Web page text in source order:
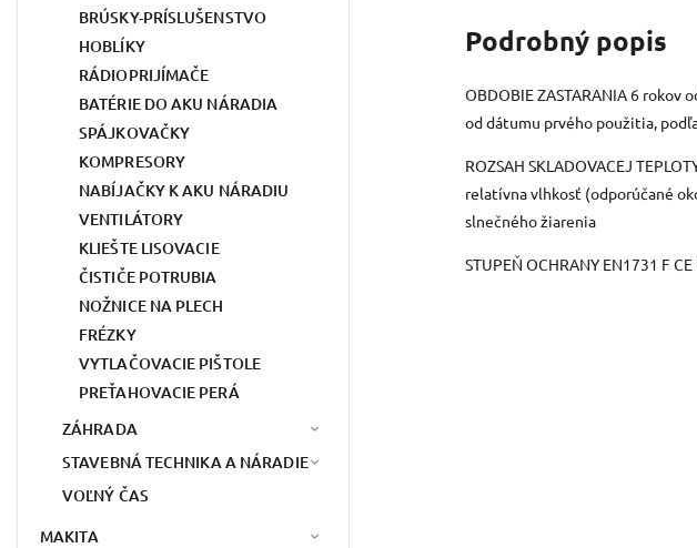
BRÚSKY-PRÍSLUŠENSTVO
HOBLÍKY
RÁDIOPRIJÍMAČE
BATÉRIE DO AKU NÁRADIA
SPÁJKOVAČKY
KOMPRESORY
NABÍJAČKY K AKU NÁRADIU
VENTILÁTORY
KLIEŠTE LISOVACIE
ČISTIČE POTRUBIA
NOŽNICE NA PLECH
FRÉZKY
VYTLAČOVACIE PIŠTOLE
PREŤAHOVACIE PERÁ
ZÁHRADA
STAVEBNÁ TECHNIKA A NÁRADIE
VOĽNÝ ČAS
MAKITA
Podrobný popis
OBDOBIE ZASTARANIA 6 rokov
od dátumu prvého použitia,
ROZSAH SKLADOVACEJ
relatívna vlhkosť (odporúčané
slnečného žiarenia
STUPEŇ OCHRANY EN1731 F CE